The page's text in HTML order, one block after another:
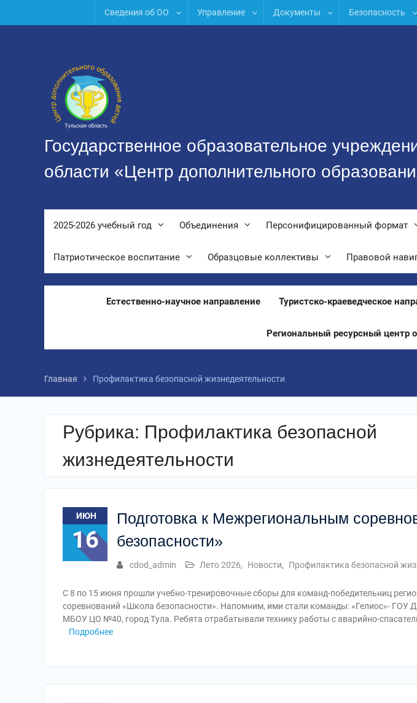
Сведения об ОО Управление Документы Безопасность
Государственное образовательное
области «Центр дополнительного
2025-2026 учебный год Объединения Персонифицированный формат
Патриотическое воспитание Образцовые коллективы Правовой
Естественно-научное направление Туристско-краеведческое
Региональный ресурсный центр
Главная Профилактика безопасной жизнедеятельности
Рубрика: Профилактика безопасной
жизнедеятельности
ИЮН
16
Подготовка к Межрегиональным
безопасности»
cdod_admin Лето 2026, Новости, Профилактика безопасной
С 8 по 15 июня прошли учебно-тренировочные сборы для команд-победительниц
соревнований «Школа безопасности». Напомним, ими стали команды: «Гелиос»-
МБОУ ЦО №40, город Тула. Ребята отрабатывали технику работы с аварийно-
Подробнее